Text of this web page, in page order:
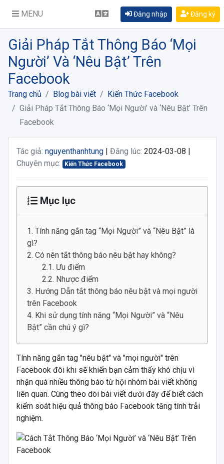
MENU Đăng nhập Đăng ký
Giải Pháp Tắt Thông Báo ‘Mọi
Người’ Và ‘Nêu Bật’ Trên
Facebook
Trang chủ Blog bài viết
Kiến Thức Facebook
Giải Pháp Tắt Thông Báo ‘Mọi Người’ và ‘Nêu Bật’ Trên
Facebook
Tác giả: nguyenthanhtung| Đăng lúc: 2024-03-08 |
Chuyên mục:
Kiến Thức Facebook
Mục lục
Tính năng gắn tag “Mọi Người” và “Nêu Bật” là
gì?
Có nên tắt thông báo nêu bật hay không?
Ưu điểm
Nhược điểm
Hướng Dẫn tắt thông báo nêu bật và mọi người
trên Facebook
Khi sử dụng tính năng “Mọi Người” và “Nêu
Bật” cần chú ý gì?
Tính năng gắn tag "nêu bật" và "mọi người" trên
Facebook đôi khi sẽ khiến bạn cảm thấy khó chịu vì
nhận quá nhiều thông báo từ hội nhóm bài viết không
liên quan. Cùng theo dõi bài viết dưới đây để biết cách
kiểm soát hiệu quả thông báo Facebook tăng tính trải
nghiệm.